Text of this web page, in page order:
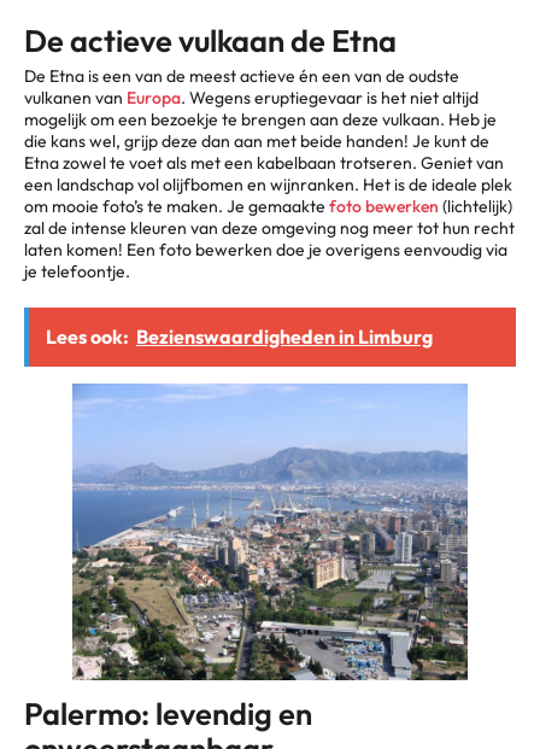
De actieve vulkaan de Etna
De Etna is een van de meest actieve én een van de oudste
vulkanen van Europa. Wegens eruptiegevaar is het niet altijd
mogelijk om een bezoekje te brengen aan deze vulkaan. Heb je
die kans wel, grijp deze dan aan met beide handen! Je kunt de
Etna zowel te voet als met een kabelbaan trotseren. Geniet van
een landschap vol olijfbomen en wijnranken. Het is de ideale plek
om mooie foto’s te maken. Je gemaakte foto bewerken (lichtelijk)
zal de intense kleuren van deze omgeving nog meer tot hun recht
laten komen! Een foto bewerken doe je overigens eenvoudig via
je telefoontje.
Lees ook: Bezienswaardigheden in Limburg
Palermo: levendig en